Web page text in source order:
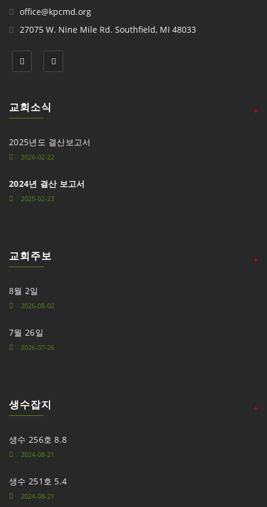
office@kpcmd.org
27075 W. Nine Mile Rd. Southfield, MI 48033
교회소식 +
2025년도 결산보고서
2026-02-22
2024년 결산 보고서
2025-02-23
교회주보 +
8월 2일
2026-08-02
7월 26일
2026-07-26
생수잡지 +
생수 256호 8.8
2024-08-21
생수 251호 5.4
2024-08-21